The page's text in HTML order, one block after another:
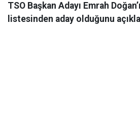
TSO Başkan Adayı Emrah
listesinden aday olduğunu